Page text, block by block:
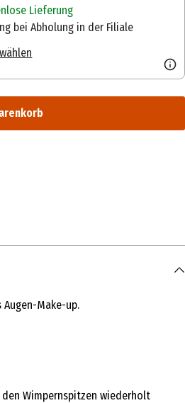
Lieferung
bei Abholung in der Filiale
Augen-Make-up.
Wimpernspitzen wiederholt